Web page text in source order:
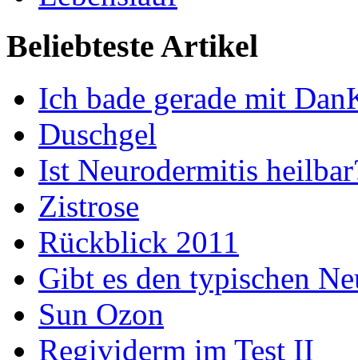
Beliebteste Artikel
Ich bade gerade mit
Duschgel
Ist Neurodermitis
Zistrose
Rückblick 2011
Gibt es den typischen
Sun Ozon
Regividerm im Test II